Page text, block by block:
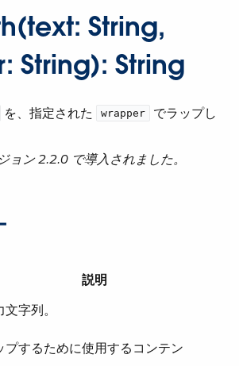
String,
String): String
​ を、指定された ​ wrapper
​ でラップし
ョン 2.2.0 で導入されました。
説明
文字列。
プするために使用するコンテン